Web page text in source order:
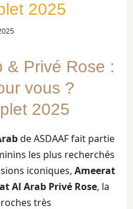
2025
& Privé Rose :
vous ?
2025
de ASDAAF fait partie
les plus recherchés
iconiques,Ameerat
Al Arab Privé Rose, la
très